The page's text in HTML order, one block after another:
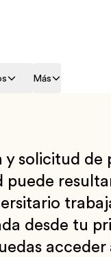
Más
y solicitud de
puede
desde tu